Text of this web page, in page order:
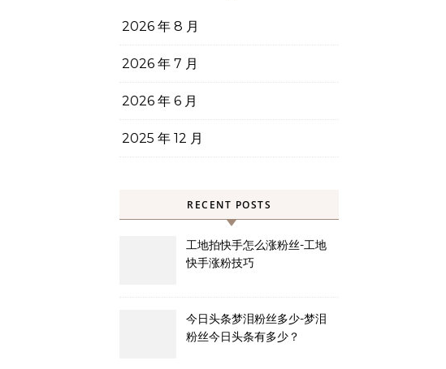
2026 年 8 月
2026 年 7 月
2026 年 6 月
2025 年 12 月
RECENT POSTS
工地拍快手怎么涨粉丝-工地
快手涨粉技巧
今日头条梦泪粉丝多少-梦泪
粉丝今日头条有多少？